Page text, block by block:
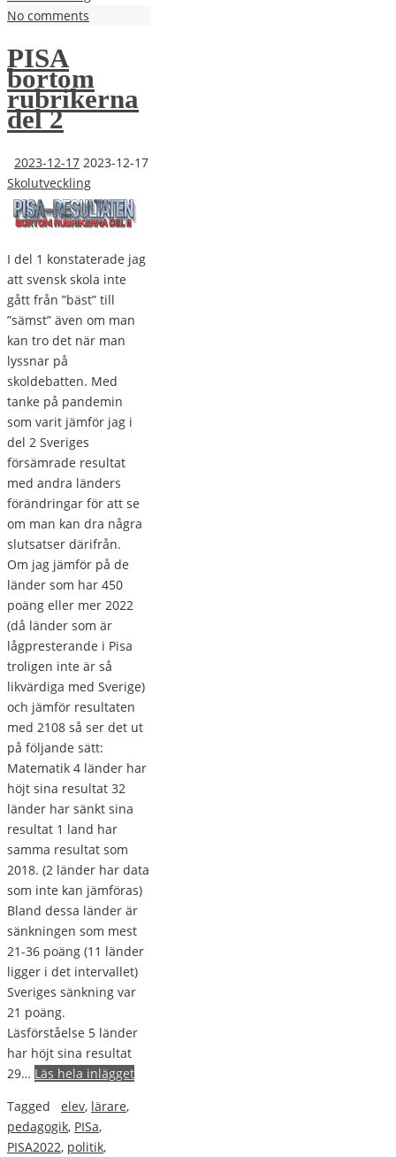
No comments
PISA
bortom
rubrikerna
del 2
2023-12-17 2023-12-17
Skolutveckling
I del 1 konstaterade jag
att svensk skola inte
gått från ”bäst” till
”sämst” även om man
kan tro det när man
lyssnar på
skoldebatten. Med
tanke på pandemin
som varit jämför jag i
del 2 Sveriges
försämrade resultat
med andra länders
förändringar för att se
om man kan dra några
slutsatser därifrån.
Om jag jämför på de
länder som har 450
poäng eller mer 2022
(då länder som är
lågpresterande i Pisa
troligen inte är så
likvärdiga med Sverige)
och jämför resultaten
med 2108 så ser det ut
på följande sätt:
Matematik 4 länder har
höjt sina resultat 32
länder har sänkt sina
resultat 1 land har
samma resultat som
2018. (2 länder har data
som inte kan jämföras)
Bland dessa länder är
sänkningen som mest
21-36 poäng (11 länder
ligger i det intervallet)
Sveriges sänkning var
21 poäng.
Läsförståelse 5 länder
har höjt sina resultat
29… Läs hela inlägget
Tagged
elev, lärare,
pedagogik, PISa,
PISA2022, politik,